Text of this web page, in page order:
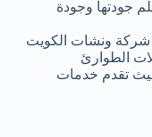
جودتها وجودة
شركة ونشات الكويت
الطوارئ
حيث تقدم خدمات